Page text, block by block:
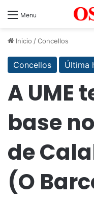
Menu
Inicio /Concellos
Concellos Última
A UME
base
de
(O